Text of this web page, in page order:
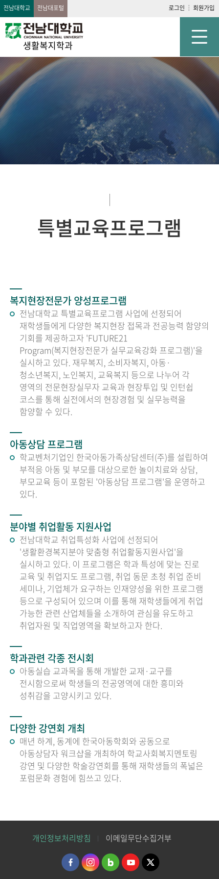
전남대학교 전남대포털 로그인 회원가입
생활복지학과
특별교육프로그램
복지현장전문가 양성프로그램
전남대학교 특별교육프로그램 사업에 선정되어
재학생들에게 다양한 복지현장 접목과 전공능력 함양의
기회를 제공하고자 'FUTURE21
Program(복지현장전문가 실무교육강화 프로그램)'을
실시하고 있다. 재무복지, 소비자복지, 아동·
청소년복지, 노인복지, 교육복지 등으로 나누어 각
영역의 전문현장실무자 교육과 현장투입 및 인턴쉽
코스를 통해 실전에서의 현장경험 및 실무능력을
함양할 수 있다.
아동상담 프로그램
학교벤처기업인 한국아동가족상담센터(주)를 설립하여
부적응 아동 및 부모를 대상으로한 놀이치료와 상담,
부모교육 등이 포함된 '아동상담 프로그램'을 운영하고
있다.
분야별 취업활동 지원사업
전남대학교 취업특성화 사업에 선정되어
'생활환경복지분야 맞춤형 취업활동지원사업'을
실시하고 있다. 이 프로그램은 학과 특성에 맞는 진로
교육 및 취업지도 프로그램, 취업 동문 초청 취업 준비
세미나, 기업체가 요구하는 인재양성을 위한 프로그램
등으로 구성되어 있으며 이를 통해 재학생들에게 취업
가능한 관련 산업체들을 소개하여 관심을 유도하고
취업자원 및 직업영역을 확보하고자 한다.
학과관련 각종 전시회
아동실습 교과목을 통해 개발한 교재·교구를
전시함으로써 학생들의 전공영역에 대한 흥미와
성취감을 고양시키고 있다.
다양한 강연회 개최
매년 하계, 동계에 한국아동학회와 공동으로
아동상담자 워크샵을 개최하여 학교사회복지멘토링
강연 및 다양한 학술강연회를 통해 재학생들의 폭넓은
포럼문화 경험에 힘쓰고 있다.
개인정보처리방침 이메일무단수집거부